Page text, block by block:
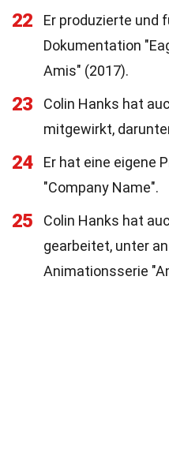
22
Er produzierte und
Dokumentation
Amis" (2017).
23
Colin Hanks hat
mitgewirkt,
24
Er hat eine eigene
"Company Name".
25
Colin Hanks hat
gearbeitet, unter
Animationsserie